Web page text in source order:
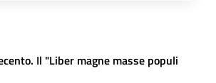
Il "Liber magne masse populi